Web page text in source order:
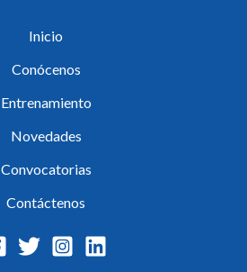
Inicio
Conócenos
Entrenamiento
Novedades
Convocatorias
Contáctenos